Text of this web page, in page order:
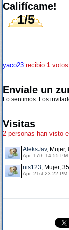
Califícame!
1/5
yaco23 recibio 1
Envíale un
Lo sentimos. Los
Visitas
2 personas han visto
AleksJav, Mujer,
Apr. 17th 14:55 PM
nis123, Mujer,
Apr. 21st 23:22 PM